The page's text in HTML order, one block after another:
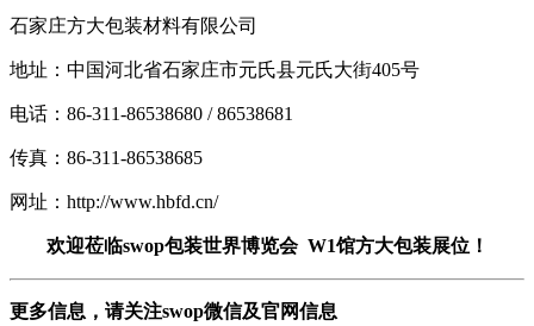
石家庄方大包装材料有限公司
地址：中国河北省石家庄市元氏县元氏大街405号
电话：86-311-86538680 / 86538681
传真：86-311-86538685
网址：http://www.hbfd.cn/
欢迎莅临swop包装世界博览会 W1馆方大包装展位！
更多信息，请关注swop微信及官网信息